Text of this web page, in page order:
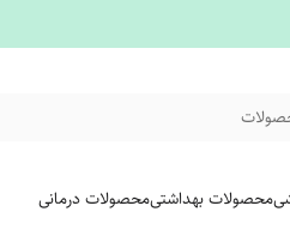
محصولات بهداشتیمحصولات درمانی